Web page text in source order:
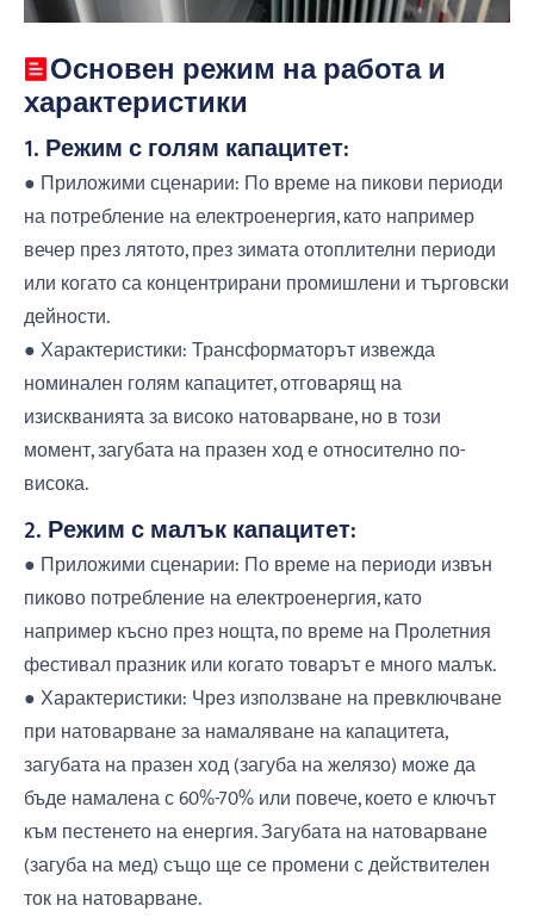
Основен режим на работа и
характеристики
1. Режим с голям капацитет:
● Приложими сценарии: По време на пикови периоди
на потребление на електроенергия, като например
вечер през лятото, през зимата отоплителни периоди
или когато са концентрирани промишлени и търговски
дейности.
● Характеристики: Трансформаторът извежда
номинален голям капацитет, отговарящ на
изискванията за високо натоварване, но в този
момент, загубата на празен ход е относително по-
висока.
2. Режим с малък капацитет:
● Приложими сценарии: По време на периоди извън
пиково потребление на електроенергия, като
например късно през нощта, по време на Пролетния
фестивал празник или когато товарът е много малък.
● Характеристики: Чрез използване на превключване
при натоварване за намаляване на капацитета,
загубата на празен ход (загуба на желязо) може да
бъде намалена с 60%-70% или повече, което е ключът
към пестенето на енергия. Загубата на натоварване
(загуба на мед) също ще се промени с действителен
ток на натоварване.